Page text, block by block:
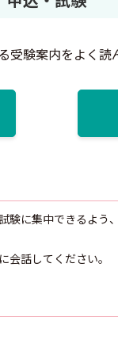
験案内をよく読
に集中できるよう
話してください。